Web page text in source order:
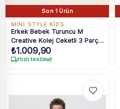
Son 1 Ürün
MİNİ STYLE KİDS
Erkek Bebek Turuncu M
Creative Kolej Ceketli 3 Parça
Takım 9-24 Ay
₺1.009,90
Hızlı teslimat